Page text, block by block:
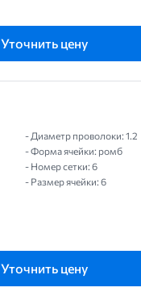
Уточнить цену
- Диаметр проволоки: 1.2
- Форма ячейки: ромб
- Номер сетки: 6
- Размер ячейки: 6
Уточнить цену